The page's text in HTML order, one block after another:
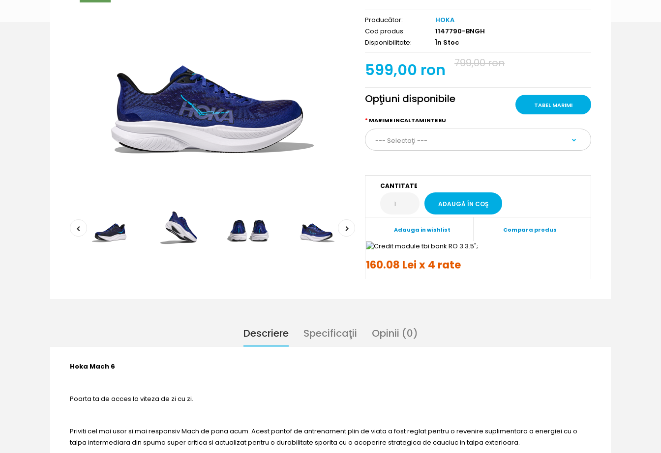
Producător:
HOKA
Cod produs:
1147790-BNGH
Disponibilitate:
În Stoc
599,00 ron 799,00 ron
TABEL MARIMI
Opţiuni disponibile
MARIME INCALTAMINTE EU
CANTITATE
Adauga in wishlist Compara produs
";
160.08 Lei x 4 rate
Descriere Specificaţii Opinii (0)
Hoka Mach 6
Poarta ta de acces la viteza de zi cu zi.
Priviti cel mai usor si mai responsiv Mach de pana acum. Acest pantof de antrenament plin de viata a fost reglat pentru o revenire suplimentara a energiei cu o
talpa intermediara din spuma super critica si actualizat pentru o durabilitate sporita cu o acoperire strategica de cauciuc in talpa exterioara.